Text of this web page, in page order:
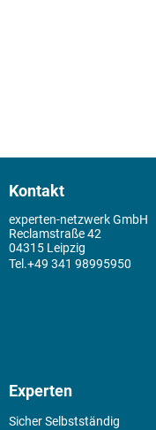
Kontakt
experten-netzwerk GmbH
Reclamstraße 42
04315 Leipzig
+49 341 98995950
Experten
Sicher Selbstständig